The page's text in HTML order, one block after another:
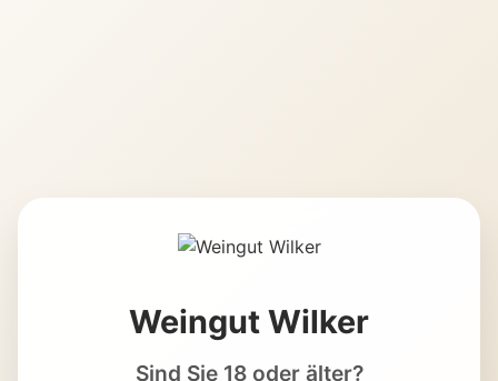
Weingut Wilker
Sind Sie 18 oder älter?